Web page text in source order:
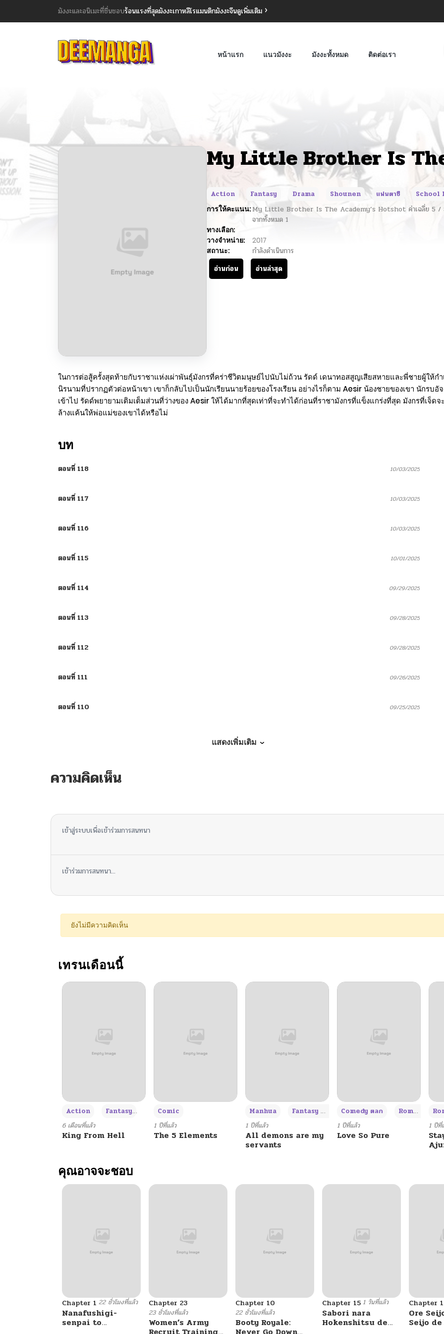
มังงะและอนิเมะที่ชื่นชอบร้อนแรงที่สุดมังงะเกาหลีโรแมนติกมังงะจีนดูเพิ่มเติม
หน้าแรก แนวมังงะ มังงะทั้งหมด ติดต่อเรา
My Little Brother Is
Action Fantasy Drama Shounen แฟนตาซี School
การให้คะแนน: My Little Brother Is The Academy’s Hotshot ค่าเฉลี่ย 5 /
จากทั้งหมด 1
ทางเลือก:
วางจำหน่าย:
2017
สถานะ:
กำลังดำเนินการ
อ่านก่อน
อ่านล่าสุด
ในการต่อสู้ครั้งสุดท้ายกับราชาแห่งเผ่าพันธุ์มังกรที่คร่าชีวิตมนุษย์ไปนับไม่ถ้วน รัดด์ เดนาทอสสูญเสียสหายและพี่ชายผู้ให้กำ
นิรนามที่ปรากฏตัวต่อหน้าเขา เขาก็กลับไปเป็นนักเรียนนายร้อยของโรงเรียน อย่างไรก็ตาม Aesir น้องชายของเขา นักร
เข้าไป รัดด์พยายามเติมเต็มส่วนที่ว่างของ Aesir ให้ได้มากที่สุดเท่าที่จะทำได้ก่อนที่ราชามังกรที่แข็งแกร่งที่สุด มังกรที่เจ็ด
ล้างแค้นให้พ่อแม่ของเขาได้หรือไม่
บท
ตอนที่ 118 10/03/2025
ตอนที่ 117 10/03/2025
ตอนที่ 116 10/03/2025
ตอนที่ 115 10/01/2025
ตอนที่ 114 09/29/2025
ตอนที่ 113 09/28/2025
ตอนที่ 112 09/28/2025
ตอนที่ 111 09/26/2025
ตอนที่ 110 09/25/2025
ตอนที่ 106
ตอนที่ 105 09/10/2025
ตอนที่ 103 09/10/2025
ตอนที่ 97
ตอนที่ 96
ตอนที่ 94 09/03/2025
ตอนที่ 90 09/03/2025
แสดงเพิ่มเติม
ความคิดเห็น
เข้าสู่ระบบเพื่อเข้าร่วมการสนทนา
เข้าร่วมการสนทนา...
ยังไม่มีความคิดเห็น
เทรนเดือนนี้
Action Fantasy
6 เดือนที่แล้ว
King From Hell
Comic
1 ปีที่แล้ว
The 5 Elements
Manhua Fantasy แฟนตาซี +3
1 ปีที่แล้ว
All demons are my
servants
Comedy ตลก Romance โรแมนซ์
1 ปีที่แล้ว
Love So Pure
1 ปีที่
คุณอาจจะชอบ
Chapter 1 22 ชั่วโมงที่แล้ว
Nanafushigi-
senpai to
Chapter 23
23 ชั่วโมงที่แล้ว
Women’s Army
Chapter 10
22 ชั่วโมงที่แล้ว
Booty Royale:
Chapter 15 1 วันที่แล้ว
Sabori nara
Hokenshitsu de
Chapter 1
Ore
Seijo de